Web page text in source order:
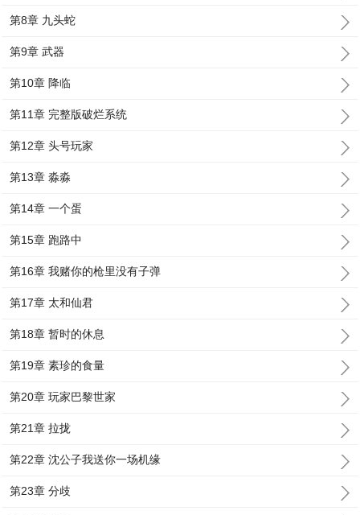
第8章 九头蛇
第9章 武器
第10章 降临
第11章 完整版破烂系统
第12章 头号玩家
第13章 淼淼
第14章 一个蛋
第15章 跑路中
第16章 我赌你的枪里没有子弹
第17章 太和仙君
第18章 暂时的休息
第19章 素珍的食量
第20章 玩家巴黎世家
第21章 拉拢
第22章 沈公子我送你一场机缘
第23章 分歧